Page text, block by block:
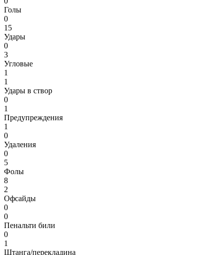
Голы
0
15
Удары
0
3
Угловые
1
1
Удары в створ
0
1
Предупреждения
1
0
Удаления
0
5
Фолы
8
2
Офсайды
0
0
Пенальти били
0
1
Штанга/перекладина